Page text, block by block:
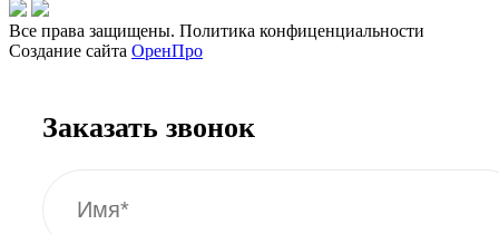
Все права защищены. Политика конфиценциальности
Создание сайта ОренПро
Заказать звонок